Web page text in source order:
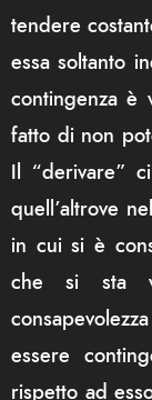
tendere
essa soltanto
contingenza è
fatto di non
Il “derivare”
quell’altrove
in cui si è
che si sta
essere
rispetto ad